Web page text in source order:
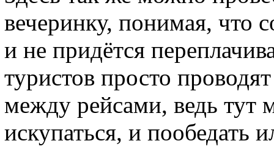
вечеринку, понимая, что
и не придётся
туристов просто
между рейсами, ведь тут
искупаться, и пообедать